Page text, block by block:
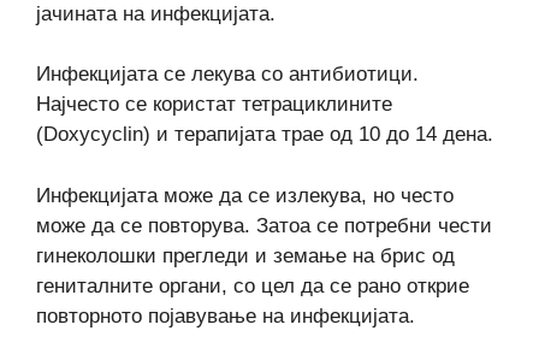
јачината на инфекцијата.
Инфекцијата се лекува со антибиотици.
Најчесто се користат тетрациклините
(Doxycyclin) и терапијата трае од 10 до 14 дена.
Инфекцијата може да се излекува, но често
може да се повторува. Затоа се потребни чести
гинеколошки прегледи и земање на брис од
гениталните органи, со цел да се рано открие
повторното појавување на инфекцијата.